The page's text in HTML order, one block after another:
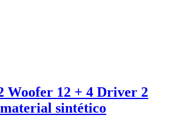
Woofer 12 + 4 Driver 2
sintético